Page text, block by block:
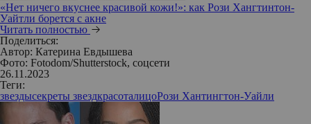
«Нет ничего вкуснее красивой кожи!»: как Рози Хангтинтон-
Уайтли борется с акне
Читать полностью
Поделиться:
Автор: Катерина Евдышева
Фото: Fotodom/Shutterstock, соцсети
26.11.2023
Теги:
звездысекреты звездкрасоталицоРози Хантингтон-Уайли